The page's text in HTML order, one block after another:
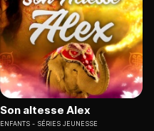
Son altesse Alex
ENFANTS SÉRIES JEUNESSE